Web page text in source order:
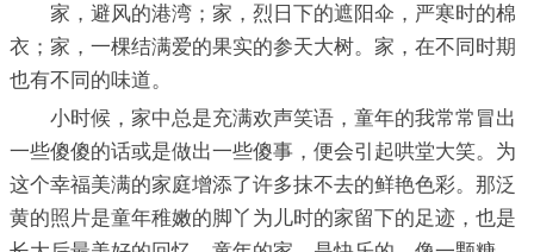
家，避风的港湾；家，烈日下的遮阳伞，严寒时的棉
衣；家，一棵结满爱的果实的参天大树。家，在不同时期
也有不同的味道。
小时候，家中总是充满欢声笑语，童年的我常常冒出
一些傻傻的话或是做出一些傻事，便会引起哄堂大笑。为
这个幸福美满的家庭增添了许多抹不去的鲜艳色彩。那泛
黄的照片是童年稚嫩的脚丫为儿时的家留下的足迹，也是